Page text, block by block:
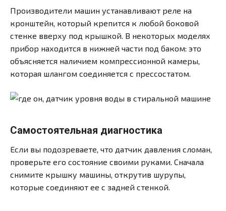
Производители машин устанавливают реле на
кронштейн, который крепится к любой боковой
стенке вверху под крышкой. В некоторых моделях
прибор находится в нижней части под баком: это
объясняется наличием компрессионной камеры,
которая шлангом соединяется с прессостатом.
Самостоятельная диагностика
Если вы подозреваете, что датчик давления сломан,
проверьте его состояние своими руками. Сначала
снимите крышку машины, открутив шурупы,
которые соединяют ее с задней стенкой.